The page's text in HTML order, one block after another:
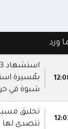
ورد
بمُسيرة
شبوة في
تحليق
تتصدى لها